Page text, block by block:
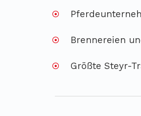
Brennereien
Größte Steyr-